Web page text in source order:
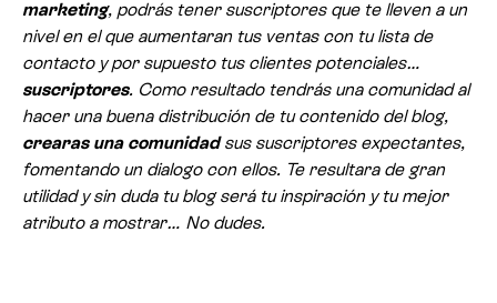
marketing, podrás tener suscriptores que te lleven a un
nivel en el que aumentaran tus ventas con tu lista de
contacto y por supuesto tus clientes potenciales…
suscriptores. Como resultado tendrás una comunidad al
hacer una buena distribución de tu contenido del blog,
crearas una comunidadsus suscriptores expectantes,
fomentando un dialogo con ellos. Te resultara de gran
utilidad y sin duda tu blog será tu inspiración y tu mejor
atributo a mostrar… No dudes.